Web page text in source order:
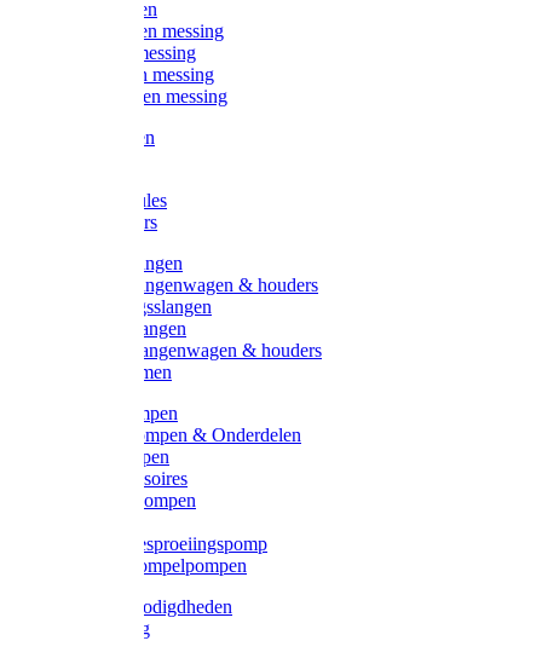
Kogelkranen
Koppelingen messing
Sproeiers messing
Tuinspuiten messing
Slangstukken messing
Handspuiten
Kunststoftules
Regenmeters
Overige slangen
Overige slangenwagen & houders
Beregeningsslangen
Gardena slangen
Gardena slangenwagen & houders
Slangklemmen
Leader pompen
Zwengelpompen & Onderdelen
Ebara pompen
Pompaccessoires
Excellent pompen
Gardena besproeiingspomp
Gardena dompelpompen
Tyleen benodigdheden
Tyleenslang